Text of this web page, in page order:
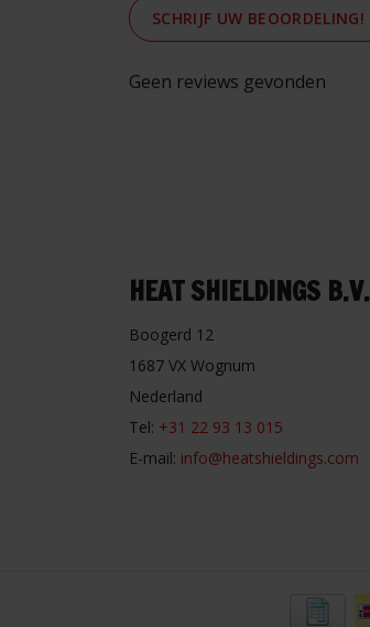
SCHRIJF UW BEOORDELING!
Geen reviews gevonden
HEAT SHIELDINGS B.V.
Boogerd 12
1687 VX Wognum
Nederland
Tel: +31 22 93 13 015
E-mail: info@heatshieldings.com